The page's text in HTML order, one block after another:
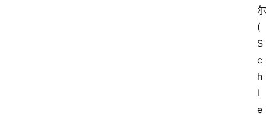
尔
(
S
c
h
l
e